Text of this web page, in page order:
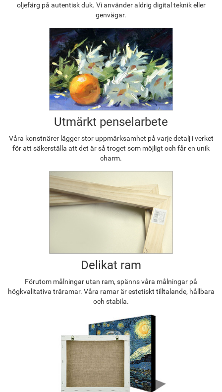
oljefärg på autentisk duk. Vi använder aldrig digital teknik eller
genvägar.
Utmärkt penselarbete
Våra konstnärer lägger stor uppmärksamhet på varje detalj i verket
för att säkerställa att det är så troget som möjligt och får en unik
charm.
Delikat ram
Förutom målningar utan ram, spänns våra målningar på
högkvalitativa träramar. Våra ramar är estetiskt tilltalande, hållbara
och stabila.